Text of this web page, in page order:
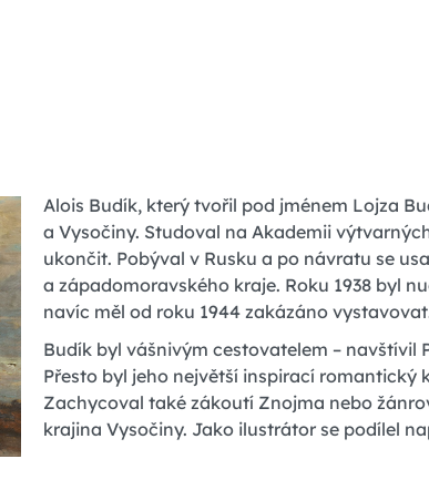
Alois Budík, který tvořil pod jménem Lojza
a Vysočiny. Studoval na Akademii
ukončit. Pobýval v Rusku a po návratu se
a západomoravského kraje. Roku 1938 byl
navíc měl od roku 1944 zakázáno
Budík byl vášnivým cestovatelem – navštívil
Přesto byl jeho největší inspirací romantický
Zachycoval také zákoutí Znojma nebo
krajina Vysočiny. Jako ilustrátor se podílel